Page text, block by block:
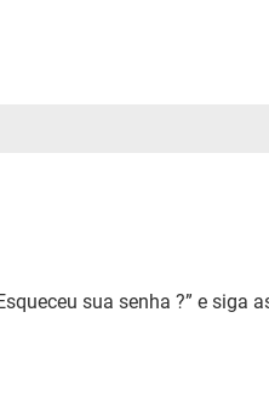
sua senha ?” e siga